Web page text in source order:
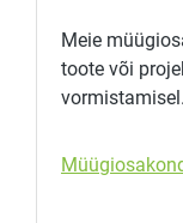
Meie
toote või
vormistamisel.